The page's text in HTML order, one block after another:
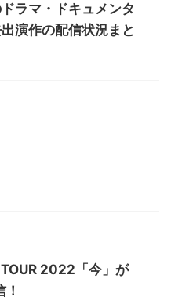
ラマ・ドキュメンタ
演作の配信状況まと
2022「今」が